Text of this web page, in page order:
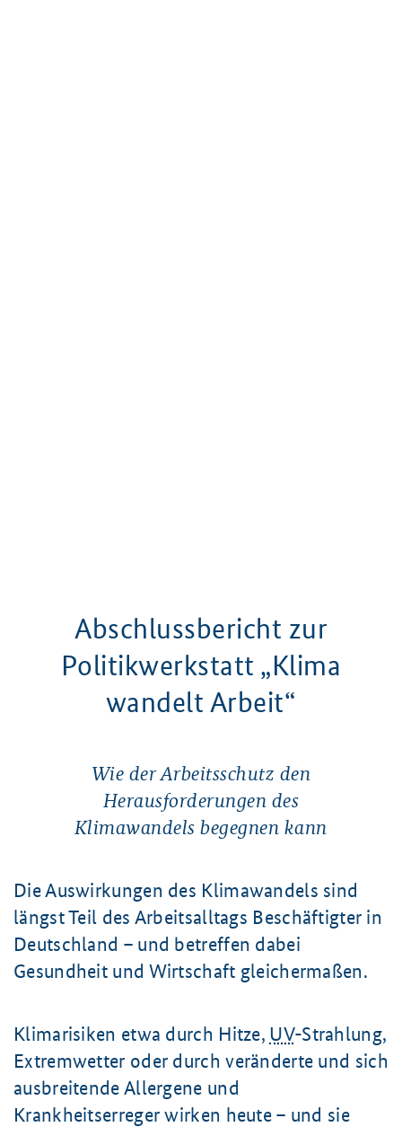
Abschlussbericht zur
Politikwerkstatt „Klima
wandelt Arbeit“
Wie der Arbeitsschutz den
Herausforderungen des
Klimawandels begegnen kann
Die Auswirkungen des Klimawandels sind
längst Teil des Arbeitsalltags Beschäftigter in
Deutschland – und betreffen dabei
Gesundheit und Wirtschaft gleichermaßen.
Klimarisiken etwa durch Hitze, UV-Strahlung,
Extremwetter oder durch veränderte und sich
ausbreitende Allergene und
Krankheitserreger wirken heute – und sie